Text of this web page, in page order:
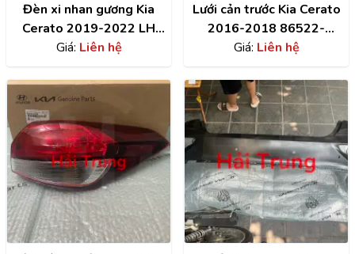
Đèn xi nhan gương Kia
Cerato 2019-2022 LH
chính hãng 87614M6000
Giá: Liên hệ
Lưới cản trước Kia Cerato
2016-2018 86522-
A7800
Giá: Liên hệ